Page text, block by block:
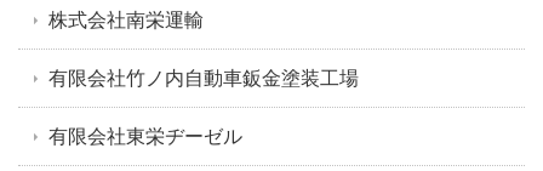
株式会社南栄運輸
有限会社竹ノ内自動車鈑金塗装工場
有限会社東栄ヂーゼル